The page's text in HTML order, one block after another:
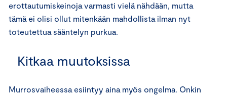
erottautumiskeinoja varmasti vielä nähdään, mutta
tämä ei olisi ollut mitenkään mahdollista ilman nyt
toteutettua sääntelyn purkua.
Kitkaa muutoksissa
Murrosvaiheessa esiintyy aina myös ongelma. Onkin